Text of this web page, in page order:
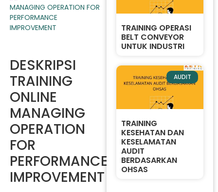
DESKRIPSI
TRAINING
ONLINE
MANAGING
OPERATION
FOR
PERFORMANCE
IMPROVEMENT
TRAINING OPERASI
BELT CONVEYOR
UNTUK INDUSTRI
AUDIT
TRAINING
KESEHATAN DAN
KESELAMATAN
AUDIT
BERDASARKAN
OHSAS